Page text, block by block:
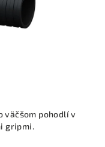
väčšom pohodlí v
gripmi.